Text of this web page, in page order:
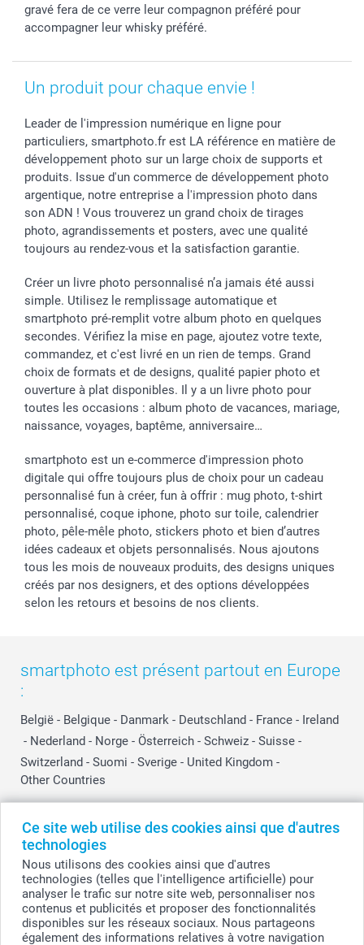
Ce site web utilise des cookies ainsi que d'autres
technologies
Nous utilisons des cookies ainsi que d'autres
technologies (telles que l'intelligence artificielle) pour
analyser le trafic sur notre site web, personnaliser nos
contenus et publicités et proposer des fonctionnalités
disponibles sur les réseaux sociaux. Nous partageons
également des informations relatives à votre navigation
Rentrée des classes
Saint-Valentin
Partenariats & Influence
Investisseurs
Grandes quantités
Statut de ma commande
gravé fera de ce verre leur compagnon préféré pour
accompagner leur whisky préféré.
Un produit pour chaque envie !
Leader de l'impression numérique en ligne pour
particuliers, smartphoto.fr est LA référence en matière de
développement photo sur un large choix de supports et
produits. Issue d'un commerce de développement photo
argentique, notre entreprise a l'impression photo dans
son ADN ! Vous trouverez un grand choix de tirages
photo, agrandissements et posters, avec une qualité
toujours au rendez-vous et la satisfaction garantie.
Créer un livre photo personnalisé n’a jamais été aussi
simple. Utilisez le remplissage automatique et
smartphoto pré-remplit votre album photo en quelques
secondes. Vérifiez la mise en page, ajoutez votre texte,
commandez, et c'est livré en un rien de temps. Grand
choix de formats et de designs, qualité papier photo et
ouverture à plat disponibles. Il y a un livre photo pour
toutes les occasions : album photo de vacances, mariage,
naissance, voyages, baptême, anniversaire…
smartphoto est un e-commerce d'impression photo
digitale qui offre toujours plus de choix pour un cadeau
personnalisé fun à créer, fun à offrir : mug photo, t-shirt
personnalisé, coque iphone, photo sur toile, calendrier
photo, pêle-mêle photo, stickers photo et bien d’autres
idées cadeaux et objets personnalisés. Nous ajoutons
tous les mois de nouveaux produits, des designs uniques
créés par nos designers, et des options développées
selon les retours et besoins de nos clients.
smartphoto est présent partout en Europe
:
België - Belgique - Danmark - Deutschland - France - Ireland
- Nederland - Norge - Österreich - Schweiz - Suisse -
Switzerland - Suomi - Sverige - United Kingdom -
Other Countries
© smartphoto group. Tous droits réservés
smartphoto group SA.
Siège social : Kwatrechtsteenweg 160, 9230 Wetteren, Belgique
Numéro de TVA BE 0405.706.755
Tous les prix sont en EURO (€), TVA incluse et hors frais de port.